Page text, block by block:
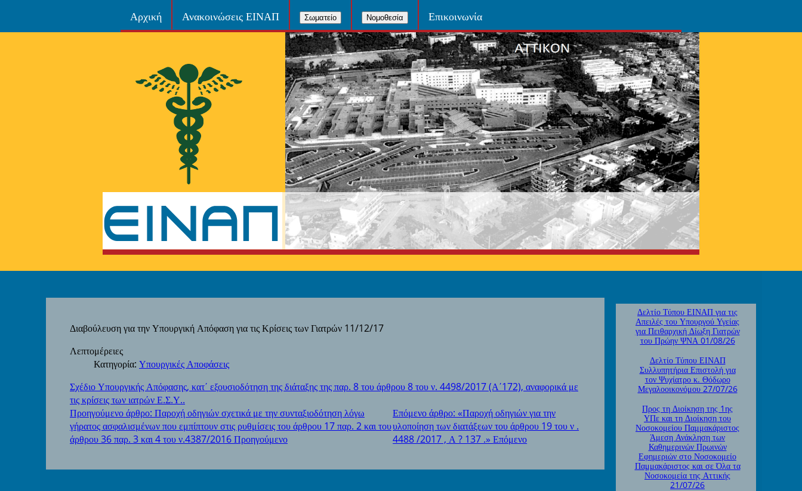
Αρχική Ανακοινώσεις ΕΙΝΑΠ Σωματείο Νομοθεσία Επικοινωνία
Διαβούλευση για την Υπουργική Απόφαση για τις Κρίσεις των Γιατρών 11/12/17
Λεπτομέρειες
Κατηγορία: Υπουργικές Αποφάσεις
Σχέδιο Υπουργικής Απόφασης, κατ΄ εξουσιοδότηση της διάταξης της παρ. 8 του άρθρου 8 του ν. 4498/2017 (Α΄172), αναφορικά με
τις κρίσεις των ιατρών Ε.Σ.Υ..
Προηγούμενο άρθρο: Παροχή οδηγιών σχετικά με την συνταξιοδότηση λόγω
γήρατος ασφαλισμένων που εμπίπτουν στις ρυθμίσεις του άρθρου 17 παρ. 2 και του
άρθρου 36 παρ. 3 και 4 του ν.4387/2016Προηγούμενο
Επόμενο άρθρο: «Παροχή οδηγιών για την
υλοποίηση των διατάξεων του άρθρου 19 του ν .
4488 /2017 , Α ? 137 .»Επόμενο
Δελτίο Τύπου ΕΙΝΑΠ για τις
Απειλές του Υπουργού Υγείας
για Πειθαρχική Δίωξη Γιατρών
του Πρώην ΨΝΑ 01/08/26
Δελτίο Τύπου ΕΙΝΑΠ
Συλλυπητήρια Επιστολή για
τον Ψυχίατρο κ. Θόδωρο
Μεγαλοοικονόμου 27/07/26
Προς τη Διοίκηση της 1ης
ΥΠε και τη Διοίκηση του
Νοσοκομείου Παμμακάριστος
Άμεση Ανάκληση των
Καθημερινών Πρωινών
Εφημεριών στο Νοσοκομείο
Παμμακάριστος και σε Όλα τα
Νοσοκομεία της Αττικής
21/07/26